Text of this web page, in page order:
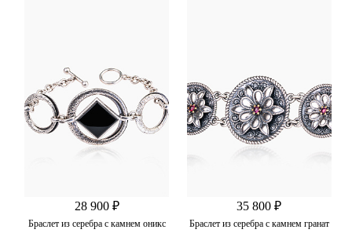
28 900 ₽
Браслет из серебра с камнем оникс
35 800 ₽
Браслет из серебра с камнем гранат